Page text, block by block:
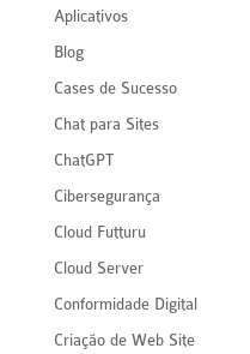
Aplicativos
Blog
Cases de Sucesso
Chat para Sites
ChatGPT
Cibersegurança
Cloud Futturu
Cloud Server
Conformidade Digital
Criação de Web Site